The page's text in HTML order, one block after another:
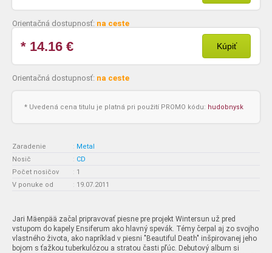
Orientačná dostupnosť: na ceste
* 14.16 € Kúpiť
Orientačná dostupnosť: na ceste
* Uvedená cena titulu je platná pri použití PROMO kódu: hudobnysk
Zaradenie : Metal
Nosič
: CD
Počet nosičov
: 1
V ponuke od
: 19.07.2011
Jari Mäenpää začal pripravovať piesne pre projekt Wintersun už pred
vstupom do kapely Ensiferum ako hlavný spevák. Témy čerpal aj zo svojho
vlastného života, ako napríklad v piesni "Beautiful Death" inšpirovanej jeho
bojom s ťažkou tuberkulózou a stratou časti pľúc. Debutový album si